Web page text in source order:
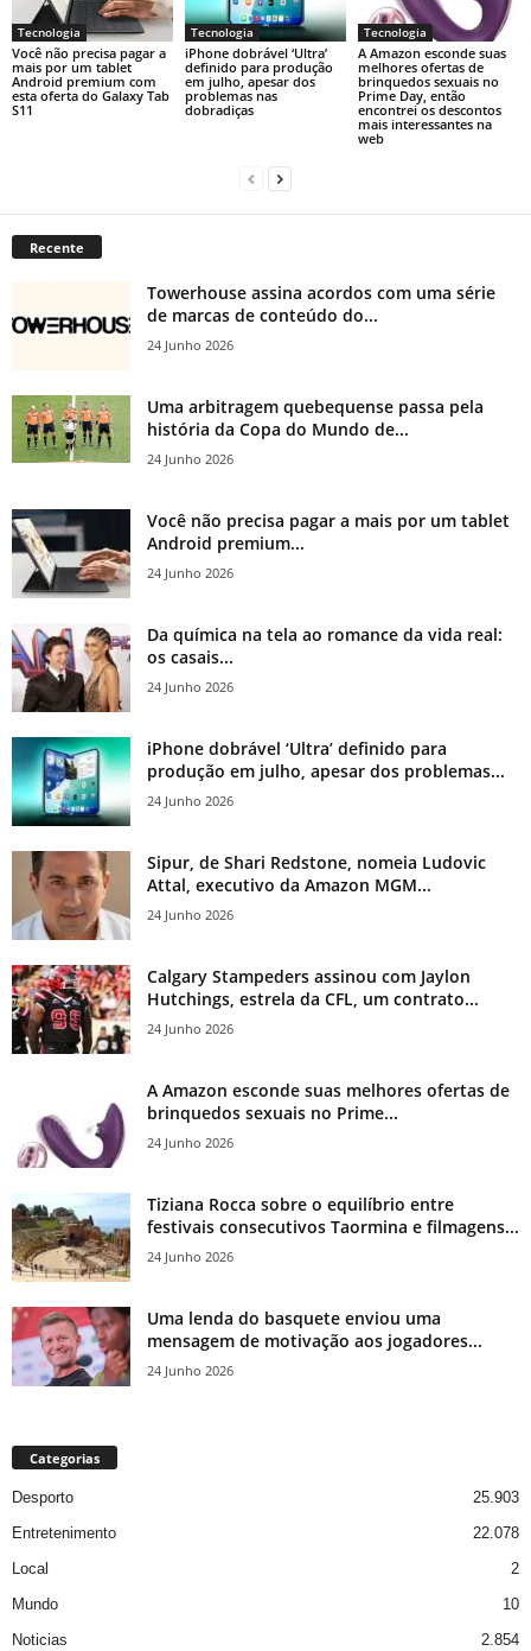
Tecnologia
Você não precisa pagar a
mais por um tablet
Android premium com
esta oferta do Galaxy Tab
S11
Tecnologia
iPhone dobrável ‘Ultra’
definido para produção
em julho, apesar dos
problemas nas
dobradiças
Tecnologia
A Amazon esconde suas
melhores ofertas de
brinquedos sexuais no
Prime Day, então
encontrei os descontos
mais interessantes na
web
Recente
Towerhouse assina acordos com uma série
de marcas de conteúdo do...
24 Junho 2026
Uma arbitragem quebequense passa pela
história da Copa do Mundo de...
24 Junho 2026
Você não precisa pagar a mais por um tablet
Android premium...
24 Junho 2026
Da química na tela ao romance da vida real:
os casais...
24 Junho 2026
iPhone dobrável ‘Ultra’ definido para
produção em julho, apesar dos problemas...
24 Junho 2026
Sipur, de Shari Redstone, nomeia Ludovic
Attal, executivo da Amazon MGM...
24 Junho 2026
Calgary Stampeders assinou com Jaylon
Hutchings, estrela da CFL, um contrato...
24 Junho 2026
A Amazon esconde suas melhores ofertas de
brinquedos sexuais no Prime...
24 Junho 2026
Tiziana Rocca sobre o equilíbrio entre
festivais consecutivos Taormina e filmagens...
24 Junho 2026
Uma lenda do basquete enviou uma
mensagem de motivação aos jogadores...
24 Junho 2026
Categorias
Desporto
25.903
Entretenimento
22.078
Local
2
Mundo
10
Noticias
2.854